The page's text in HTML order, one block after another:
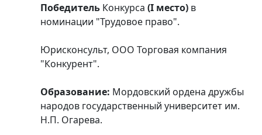
Победитель Конкурса (I место) в
номинации "Трудовое право".
Юрисконсульт, ООО Торговая компания
"Конкурент".
Образование: Мордовский ордена дружбы
народов государственный университет им.
Н.П. Огарева.